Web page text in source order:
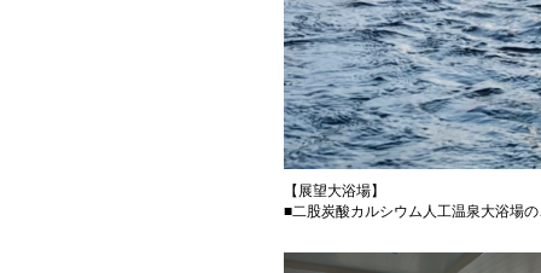
【展望大浴場】
■二股炭酸カルシウム人工温泉大浴場